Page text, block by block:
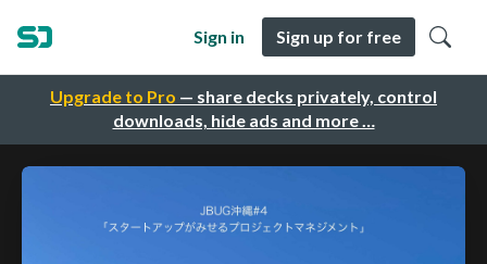
Upgrade to Pro — share decks privately, control
downloads, hide ads and more …
Sign in Sign up for free